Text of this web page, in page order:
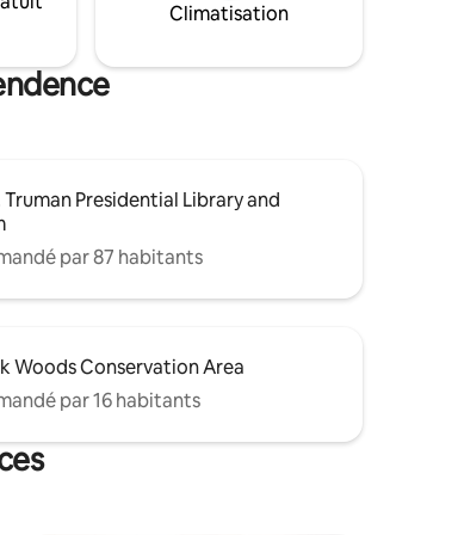
clôturée avec un barbecue au propane
détendez-vous le soir autour du foyer
Climatisation
Truman Presidential Library and
par 87 habitants
Woods Conservation Area
par 16 habitants